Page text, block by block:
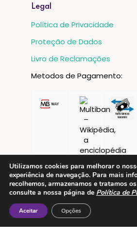
Legal
Política de Privacidade
Proteção de Dados
Livro de Reclamações
Metodos de Pagamento:
Utilizamos cookies para melhorar o
experiência de navegação. Para mais
recolhemos, armazenamos e tratamos
consulte a nossa página de Política de
Aceitar Opções